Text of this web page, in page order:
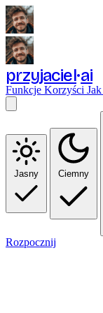
przyjaciel ai
Funkcje Korzyści
Jasny Ciemny
Rozpocznij